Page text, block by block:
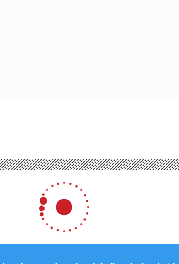
Kurumu önünde kuyruk oldu
ve Süt